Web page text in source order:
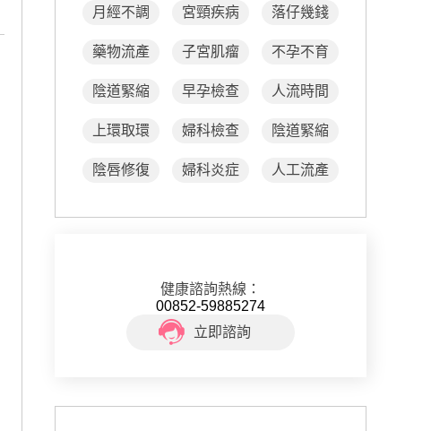
月經不調 宮頸疾病 落仔幾錢
藥物流產 子宮肌瘤 不孕不育
陰道緊縮 早孕檢查 人流時間
上環取環 婦科檢查 陰道緊縮
陰唇修復 婦科炎症 人工流產
健康諮詢熱線：
00852-59885274
立即諮詢